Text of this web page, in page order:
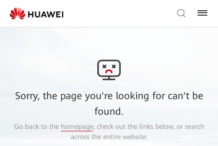
Sorry, the page you're looking for can't be
found.
Go back to the homepage, check out the links below, or search
across the entire website.